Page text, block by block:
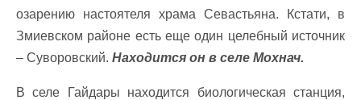
озарению настоятеля храма Севастьяна. Кстати, в
Змиевском районе есть еще один целебный источник
– Суворовский. Находится он в селе Мохнач.
В селе Гайдары находится биологическая станция,